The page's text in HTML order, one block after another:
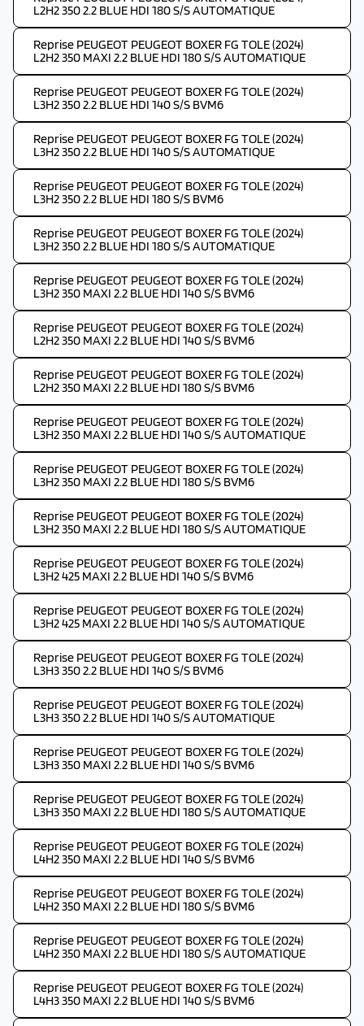
L2H2 350 2.2 BLUE HDI 180 S/S AUTOMATIQUE
Reprise PEUGEOT PEUGEOT BOXER FG TOLE (2024)
L2H2 350 MAXI 2.2 BLUE HDI 180 S/S AUTOMATIQUE
Reprise PEUGEOT PEUGEOT BOXER FG TOLE (2024)
L3H2 350 2.2 BLUE HDI 140 S/S BVM6
Reprise PEUGEOT PEUGEOT BOXER FG TOLE (2024)
L3H2 350 2.2 BLUE HDI 140 S/S AUTOMATIQUE
Reprise PEUGEOT PEUGEOT BOXER FG TOLE (2024)
L3H2 350 2.2 BLUE HDI 180 S/S BVM6
Reprise PEUGEOT PEUGEOT BOXER FG TOLE (2024)
L3H2 350 2.2 BLUE HDI 180 S/S AUTOMATIQUE
Reprise PEUGEOT PEUGEOT BOXER FG TOLE (2024)
L3H2 350 MAXI 2.2 BLUE HDI 140 S/S BVM6
Reprise PEUGEOT PEUGEOT BOXER FG TOLE (2024)
L2H2 350 MAXI 2.2 BLUE HDI 140 S/S BVM6
Reprise PEUGEOT PEUGEOT BOXER FG TOLE (2024)
L2H2 350 MAXI 2.2 BLUE HDI 180 S/S BVM6
Reprise PEUGEOT PEUGEOT BOXER FG TOLE (2024)
L3H2 350 MAXI 2.2 BLUE HDI 140 S/S AUTOMATIQUE
Reprise PEUGEOT PEUGEOT BOXER FG TOLE (2024)
L3H2 350 MAXI 2.2 BLUE HDI 180 S/S BVM6
Reprise PEUGEOT PEUGEOT BOXER FG TOLE (2024)
L3H2 350 MAXI 2.2 BLUE HDI 180 S/S AUTOMATIQUE
Reprise PEUGEOT PEUGEOT BOXER FG TOLE (2024)
L3H2 425 MAXI 2.2 BLUE HDI 140 S/S BVM6
Reprise PEUGEOT PEUGEOT BOXER FG TOLE (2024)
L3H2 425 MAXI 2.2 BLUE HDI 140 S/S AUTOMATIQUE
Reprise PEUGEOT PEUGEOT BOXER FG TOLE (2024)
L3H3 350 2.2 BLUE HDI 140 S/S BVM6
Reprise PEUGEOT PEUGEOT BOXER FG TOLE (2024)
L3H3 350 2.2 BLUE HDI 140 S/S AUTOMATIQUE
Reprise PEUGEOT PEUGEOT BOXER FG TOLE (2024)
L3H3 350 MAXI 2.2 BLUE HDI 140 S/S BVM6
Reprise PEUGEOT PEUGEOT BOXER FG TOLE (2024)
L3H3 350 MAXI 2.2 BLUE HDI 180 S/S AUTOMATIQUE
Reprise PEUGEOT PEUGEOT BOXER FG TOLE (2024)
L4H2 350 MAXI 2.2 BLUE HDI 140 S/S BVM6
Reprise PEUGEOT PEUGEOT BOXER FG TOLE (2024)
L4H2 350 MAXI 2.2 BLUE HDI 180 S/S BVM6
Reprise PEUGEOT PEUGEOT BOXER FG TOLE (2024)
L4H2 350 MAXI 2.2 BLUE HDI 180 S/S AUTOMATIQUE
Reprise PEUGEOT PEUGEOT BOXER FG TOLE (2024)
L4H3 350 MAXI 2.2 BLUE HDI 140 S/S BVM6